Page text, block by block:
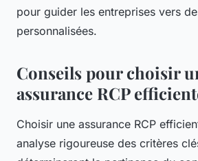
pour guider les entreprises vers
personnalisées.
Conseils pour choisir
assurance RCP
Choisir une assurance RCP
analyse rigoureuse des critères